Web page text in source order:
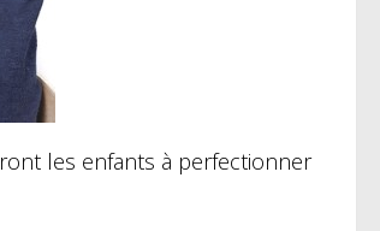
les enfants à perfectionner